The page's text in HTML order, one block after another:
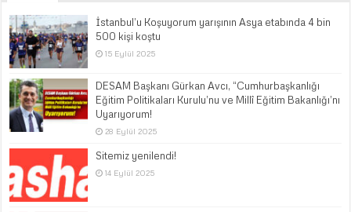
İstanbul’u Koşuyorum yarışının Asya etabında 4 bin
500 kişi koştu
15 Eylül 2025
DESAM Başkanı Gürkan Avcı, “Cumhurbaşkanlığı
Eğitim Politikaları Kurulu’nu ve Millî Eğitim Bakanlığı’nı
Uyarıyorum!
28 Eylül 2025
Sitemiz yenilendi!
14 Eylül 2025